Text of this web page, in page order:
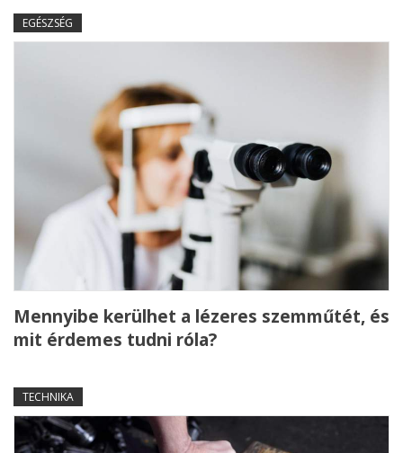
EGÉSZSÉG
Mennyibe kerülhet a lézeres szemműtét, és
mit érdemes tudni róla?
TECHNIKA